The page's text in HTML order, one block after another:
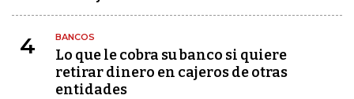
4 BANCOS
Lo que le cobra su banco si quiere
retirar dinero en cajeros de otras
entidades